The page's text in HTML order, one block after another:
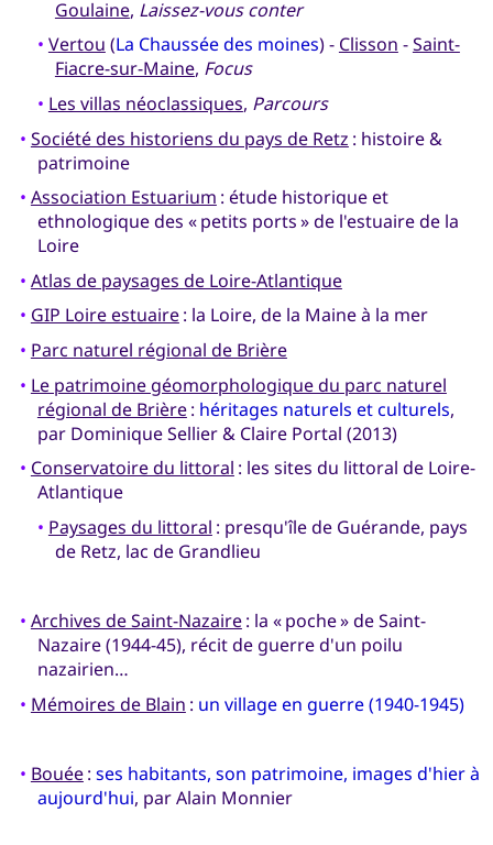
Goulaine, Laissez-vous conter
• Vertou (La Chaussée des moines) - Clisson -Saint-
Fiacre-sur-Maine, Focus
• Les villas néoclassiques, Parcours
• Société des historiens du pays de Retz : histoire &
patrimoine
• Association Estuarium : étude historique et
ethnologique des « petits ports » de l'estuaire de la
Loire
• Atlas de paysages de Loire-Atlantique
• GIP Loire estuaire: la Loire, de la Maine à la mer
• Parc naturel régional de Brière
• Le patrimoine géomorphologique du parc naturel
régional de Brière: héritages naturels et culturels,
par Dominique Sellier & Claire Portal (2013)
• Conservatoire du littoral : les sites du littoral de Loire-
Atlantique
• Paysages du littoral : presqu'île de Guérande, pays
de Retz, lac de Grandlieu
• Archives de Saint-Nazaire: la « poche » de Saint-
Nazaire (1944-45), récit de guerre d'un poilu
nazairien…
• Mémoires de Blain : un village en guerre (1940-1945)
• Bouée: ses habitants, son patrimoine, images d'hier à
aujourd'hui, par Alain Monnier